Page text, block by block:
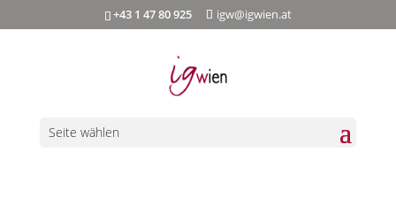
+43 1 47 80 925 igw@igwien.at
Seite wählen